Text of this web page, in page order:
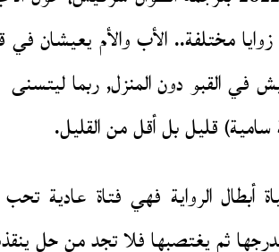
مختلفة.. الأب والأم يعيشان
القبو دون المنزل, ربما
سامية) قليل بل أقل من القليل.
الرواية فهي فتاة عادية
ثم يغتصبها فلا تجد من حل